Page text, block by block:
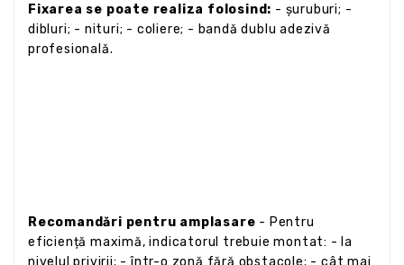
Fixarea se poate realiza folosind: - șuruburi; -
dibluri; - nituri; - coliere; - bandă dublu adezivă
profesională.
Recomandări pentru amplasare - Pentru
eficiență maximă, indicatorul trebuie montat: - la
nivelul privirii; - într-o zonă fără obstacole; - cât mai